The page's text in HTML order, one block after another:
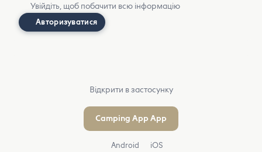
Увійдіть, щоб побачити всю інформацію
Авторизуватися
Відкрити в застосунку
Camping App App
Android iOS